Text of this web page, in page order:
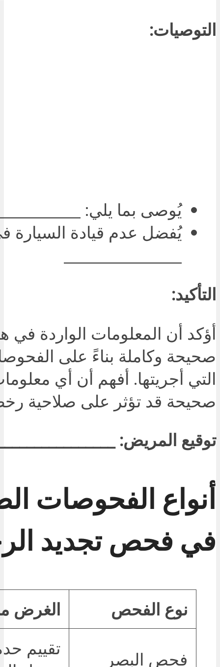
التوصيات:
يُوصى بما يلي:
يُفضل عدم قيادة السيارة
التأكيد:
أؤكد أن المعلومات الواردة في
صحيحة وكاملة بناءً على
التي أجريتها. أفهم أن أي
صحيحة قد تؤثر على صلاحية
توقيع المريض:
أنواع الفحوصات
في فحص تجديد
نوع الفحص الغرض
فحص البصر
تقييم